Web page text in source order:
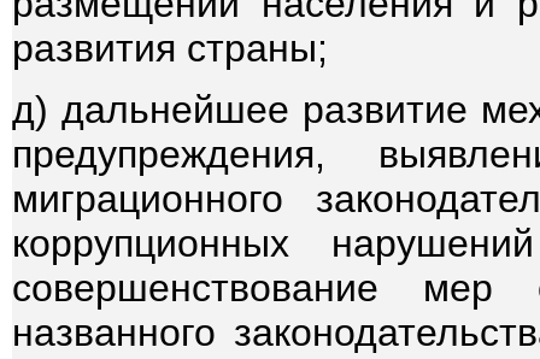
развития страны;
д) дальнейшее развитие
предупреждения,
миграционного
коррупционных
совершенствование мер
названного